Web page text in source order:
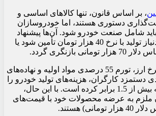
، بر اساس قانون، تنها کالاهای اساسی و
دستوری هستند، اما خودروسازان
شامل صنعت خودرو شود. آن‌ها پیشنهاد
داده‌اند که یا ارز موردنیاز تولید با نرخ 40 هزار تومان تأمین شود یا
بازنگری گردد.
افزایش 65 درصدی نرخ ارز، تورم 55 درصدی مواد اولیه و نهاده‌های
رشد 45 درصدی دستمزد کارگران، هزینه‌های تولید خودرو را
نسبت به سال گذشته بیش از 1.5 برابر کرده است. با این حال،
ملزم به عرضه محصولات خود با قیمت‌های
هستند.